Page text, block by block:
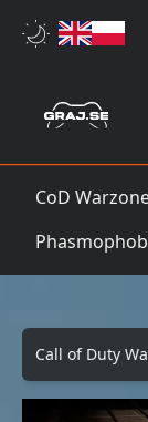
CoD
Call of Duty